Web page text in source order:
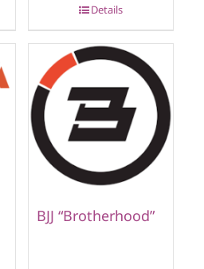
Details
BJJ “Brotherhood”